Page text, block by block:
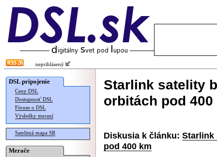
neprihlásený
DSL pripojenie
Ceny DSL
Dostupnosť DSL
Fórum o DSL
Výsledky meraní
Satelitná mapa SR
Merače
Starlink satelity
orbitách pod 400
Diskusia k článku: Starlink
pod 400 km